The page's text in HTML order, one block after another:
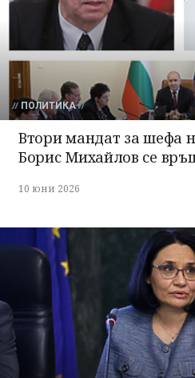
ПОЛИТИКА
Втори мандат за шефа
Борис Михайлов се
10 юни 2026